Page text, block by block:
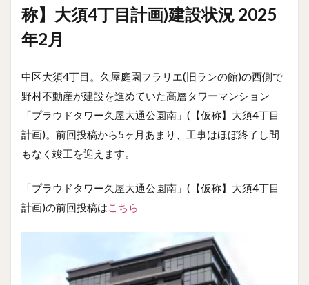
称】大須4丁目計画)建設状況 2025
年2月
中区大須4丁目。久屋庭園フラリエ(旧ランの館)の西側で
野村不動産が建設を進めていた高層タワーマンション
「プラウドタワー久屋大通公園南」(【仮称】大須4丁目
計画)。前回投稿から5ヶ月あまり、工事はほぼ終了し間
もなく竣工を迎えます。
「プラウドタワー久屋大通公園南」(【仮称】大須4丁目
計画)の前回投稿は こちら